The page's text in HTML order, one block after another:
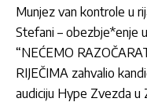
Munjez van kontrole u
Stefani – obezbje*enje
“NEĆEMO
RIJEČIMA zahvalio
audiciju Hype Zvezda u